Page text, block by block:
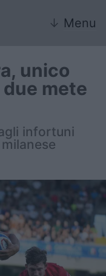
↓ Menu
unico
mete
infortuni